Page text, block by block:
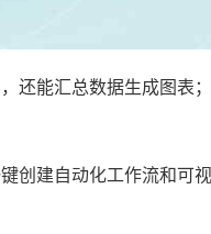
还能汇总数据生成图表
创建自动化工作流和可